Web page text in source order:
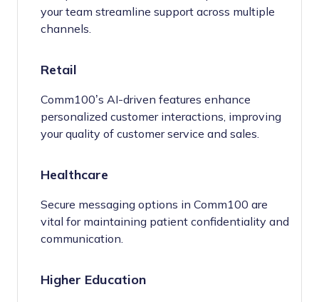
your team streamline support across multiple
channels.
Retail
Comm100’s AI-driven features enhance
personalized customer interactions, improving
your quality of customer service and sales.
Healthcare
Secure messaging options in Comm100 are
vital for maintaining patient confidentiality and
communication.
Higher Education